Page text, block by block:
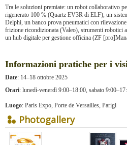
Tra le soluzioni premiate: un robot collaborativo
rigenerato 100 % (Quartz EV3R di ELF), un
Delphi, un banco prova pneumatici con
frizione ricondizionata (Valeo), strumenti
un hub digitale per gestione officina (ZF
Informazioni pratiche per i
Date: 14–18 ottobre 2025
Orari: lunedì-venerdì 9:00–18:00, sabato
Luogo: Paris Expo, Porte de Versailles, Parigi
Photogallery